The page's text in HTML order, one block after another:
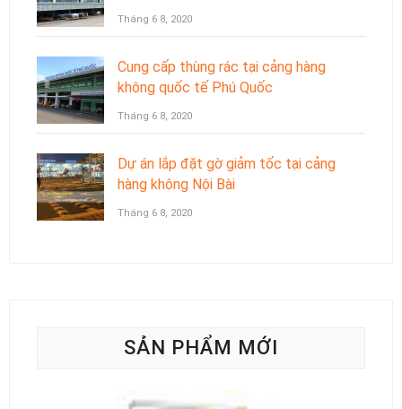
Tháng 6 8, 2020
Cung cấp thùng rác tại cảng hàng
không quốc tế Phú Quốc
Tháng 6 8, 2020
Dự án lắp đặt gờ giảm tốc tại cảng
hàng không Nội Bài
Tháng 6 8, 2020
SẢN PHẨM MỚI